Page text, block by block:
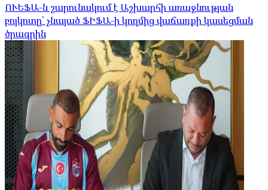
ՈՒԵՖԱ-ն շարունակում է Աշխարհի առաջնության
բոյկոտը՝ չնայած ՖԻՖԱ-ի կողմից վաճառքի կասեցման
ծրագրին